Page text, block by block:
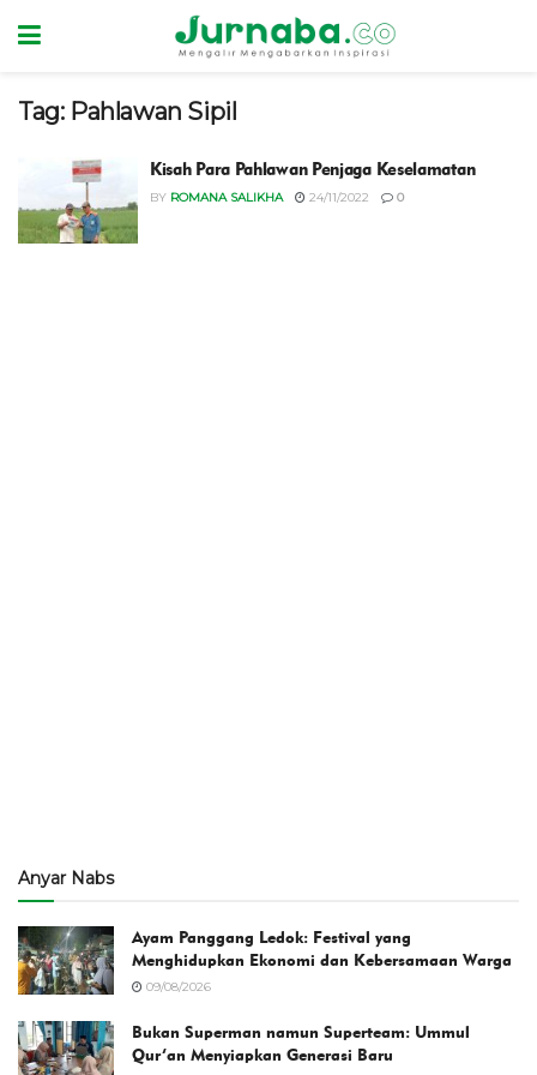
Tag: Pahlawan Sipil
Kisah Para Pahlawan Penjaga Keselamatan
BY ROMANA SALIKHA 24/11/2022 0
Anyar Nabs
Ayam Panggang Ledok: Festival yang
Menghidupkan Ekonomi dan Kebersamaan Warga
09/08/2026
Bukan Superman namun Superteam: Ummul
Qur’an Menyiapkan Generasi Baru